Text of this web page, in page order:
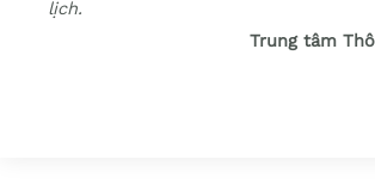
lịch.
Trung tâm